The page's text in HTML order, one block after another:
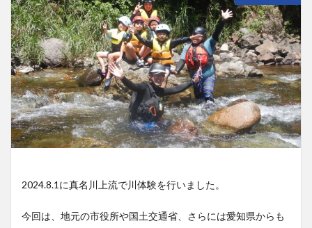
2024.8.1に真名川上流で川体験を行いました。
今回は、地元の市役所や国土交通省、さらには愛知県からも